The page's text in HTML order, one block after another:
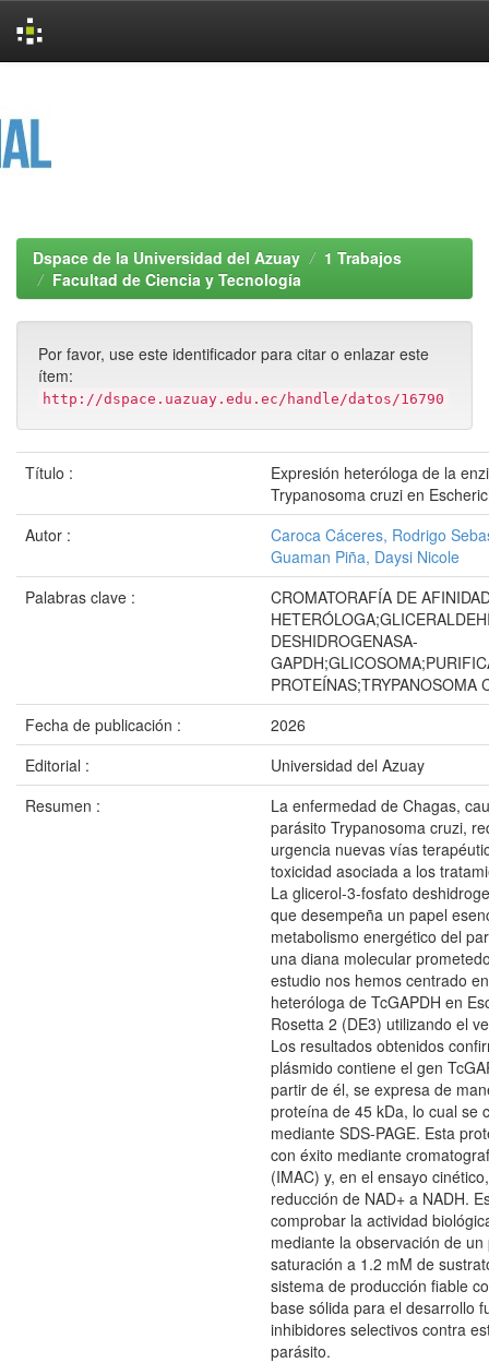
Dspace de la Universidad del Azuay
1 Trabajos
Facultad de Ciencia y Tecnología
Por favor, use este identificador para citar o enlazar este
ítem:
http://dspace.uazuay.edu.ec/handle/datos/16790
Título :
Expresión heteróloga de la
Trypanosoma cruzi en
Autor :
Caroca Cáceres, Rodrigo
Guaman Piña, Daysi Nicole
Palabras clave :
CROMATORAFÍA DE
DESHIDROGENASA-
PROTEÍNAS;TRYPANOSOMA
Fecha de publicación :
2026
Editorial :
Universidad del Azuay
Resumen :
La enfermedad de Chagas,
parásito Trypanosoma cruzi,
urgencia nuevas vías
toxicidad asociada a los
La glicerol-3-fosfato
que desempeña un papel
metabolismo energético del
una diana molecular
estudio nos hemos centrado
heteróloga de TcGAPDH en
Rosetta 2 (DE3) utilizando el
Los resultados obtenidos
plásmido contiene el gen
partir de él, se expresa de
proteína de 45 kDa, lo cual se
mediante SDS-PAGE. Esta
con éxito mediante
(IMAC) y, en el ensayo
reducción de NAD+ a NADH.
comprobar la actividad
mediante la observación de un
saturación a 1.2 mM de
sistema de producción fiable
base sólida para el desarrollo
inhibidores selectivos contra
parásito.